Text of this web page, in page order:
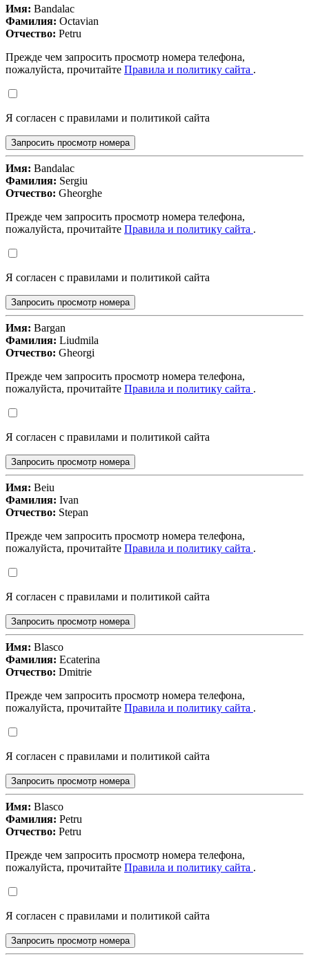
Имя: Bandalac
Фамилия: Octavian
Отчество: Petru
Прежде чем запросить просмотр номера телефона,
пожалуйста, прочитайте Правила и политику сайта .
Я согласен с правилами и политикой сайта
Запросить просмотр номера
Имя: Bandalac
Фамилия: Sergiu
Отчество: Gheorghe
Прежде чем запросить просмотр номера телефона,
пожалуйста, прочитайте Правила и политику сайта .
Я согласен с правилами и политикой сайта
Запросить просмотр номера
Имя: Bargan
Фамилия: Liudmila
Отчество: Gheorgi
Прежде чем запросить просмотр номера телефона,
пожалуйста, прочитайте Правила и политику сайта .
Я согласен с правилами и политикой сайта
Запросить просмотр номера
Имя: Beiu
Фамилия: Ivan
Отчество: Stepan
Прежде чем запросить просмотр номера телефона,
пожалуйста, прочитайте Правила и политику сайта .
Я согласен с правилами и политикой сайта
Запросить просмотр номера
Имя: Blasco
Фамилия: Ecaterina
Отчество: Dmitrie
Прежде чем запросить просмотр номера телефона,
пожалуйста, прочитайте Правила и политику сайта .
Я согласен с правилами и политикой сайта
Запросить просмотр номера
Имя: Blasco
Фамилия: Petru
Отчество: Petru
Прежде чем запросить просмотр номера телефона,
пожалуйста, прочитайте Правила и политику сайта .
Я согласен с правилами и политикой сайта
Запросить просмотр номера